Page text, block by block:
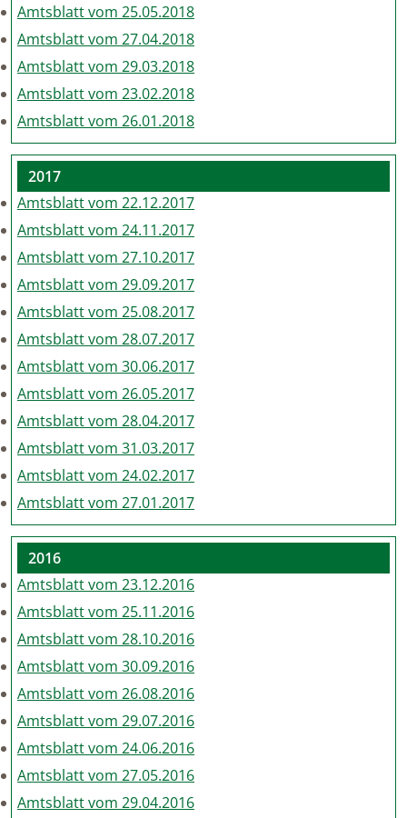
Amtsblatt vom 25.05.2018
Amtsblatt vom 27.04.2018
Amtsblatt vom 29.03.2018
Amtsblatt vom 23.02.2018
Amtsblatt vom 26.01.2018
2017
Amtsblatt vom 22.12.2017
Amtsblatt vom 24.11.2017
Amtsblatt vom 27.10.2017
Amtsblatt vom 29.09.2017
Amtsblatt vom 25.08.2017
Amtsblatt vom 28.07.2017
Amtsblatt vom 30.06.2017
Amtsblatt vom 26.05.2017
Amtsblatt vom 28.04.2017
Amtsblatt vom 31.03.2017
Amtsblatt vom 24.02.2017
Amtsblatt vom 27.01.2017
2016
Amtsblatt vom 23.12.2016
Amtsblatt vom 25.11.2016
Amtsblatt vom 28.10.2016
Amtsblatt vom 30.09.2016
Amtsblatt vom 26.08.2016
Amtsblatt vom 29.07.2016
Amtsblatt vom 24.06.2016
Amtsblatt vom 27.05.2016
Amtsblatt vom 29.04.2016